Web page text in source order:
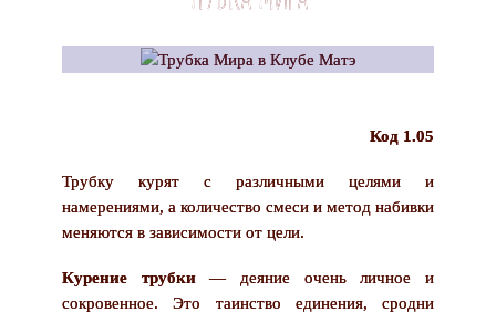
Код 1.05
Трубку курят с различными целями и
намерениями, а количество смеси и метод набивки
меняются в зависимости от цели.
Курение трубки— деяние очень личное и
сокровенное. Это таинство единения, сродни